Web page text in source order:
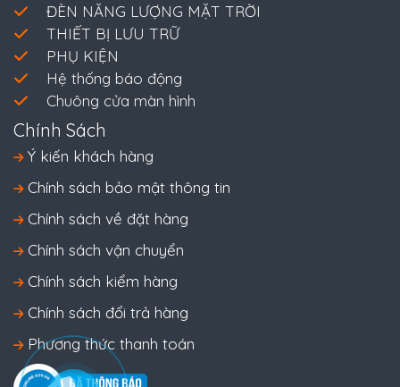
ĐÈN NĂNG LƯỢNG MẶT TRỜI
THIẾT BỊ LƯU TRỮ
PHỤ KIỆN
Hệ thống báo động
Chuông cửa màn hình
Chính Sách
Ý kiến khách hàng
Chính sách bảo mật thông tin
Chính sách về đặt hàng
Chính sách vận chuyển
Chính sách kiểm hàng
Chính sách đổi trả hàng
Phương thức thanh toán